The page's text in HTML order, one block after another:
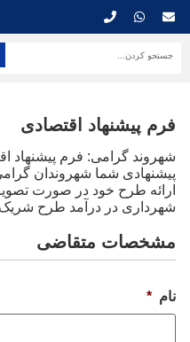
فرم پیشنهاد اقتصادی
شهروند گرامی: فرم پیشنهاد
پیشنهادی شما شهروندان
ارائه طرح خود در صورت
شهرداری در درآمد طرح شریک
مشخصات متقاضی
نام *